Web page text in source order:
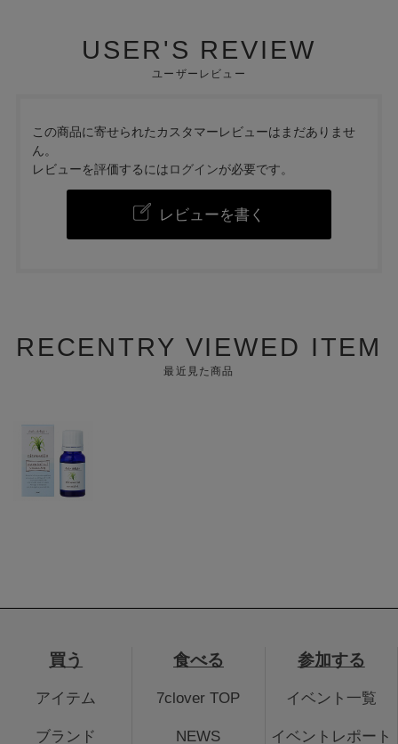
USER'S REVIEW
ユーザーレビュー
この商品に寄せられたカスタマーレビューはまだありませ
ん。
レビューを評価するにはログインが必要です。
レビューを書く
RECENTRY VIEWED ITEM
最近見た商品
買う
アイテム
ブランド
食べる
7clover TOP
NEWS
参加する
イベント一覧
イベントレポート